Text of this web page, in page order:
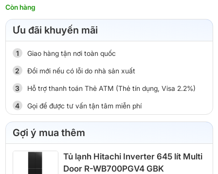
Còn hàng
Ưu đãi khuyến mãi
Giao hàng tận nơi toàn quốc
Đổi mới nếu có lỗi do nhà sản xuất
Hỗ trợ thanh toán Thẻ ATM (Thẻ tín dụng, Visa 2.2%)
Gọi để được tư vấn tận tâm miễn phí
Gợi ý mua thêm
Tủ lạnh Hitachi Inverter 645 lít Multi
Door R-WB700PGV4 GBK